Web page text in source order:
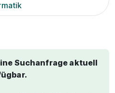
Suchanfrage aktuell